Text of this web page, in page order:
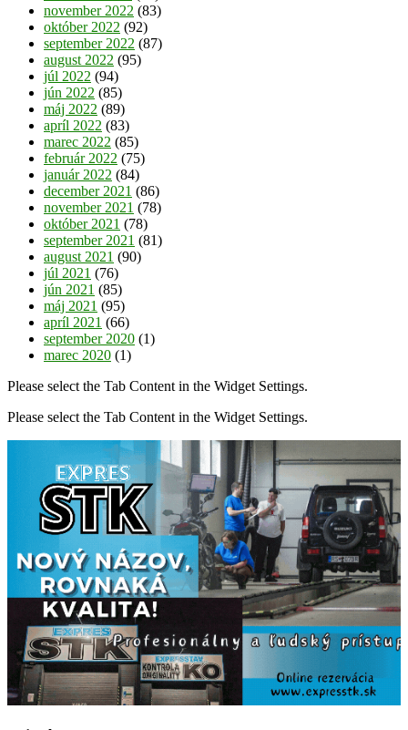
november 2022 (83)
október 2022 (92)
september 2022 (87)
august 2022 (95)
júl 2022 (94)
jún 2022 (85)
máj 2022 (89)
apríl 2022 (83)
marec 2022 (85)
február 2022 (75)
január 2022 (84)
december 2021 (86)
november 2021 (78)
október 2021 (78)
september 2021 (81)
august 2021 (90)
júl 2021 (76)
jún 2021 (85)
máj 2021 (95)
apríl 2021 (66)
september 2020 (1)
marec 2020 (1)
Please select the Tab Content in the Widget Settings.
Please select the Tab Content in the Widget Settings.